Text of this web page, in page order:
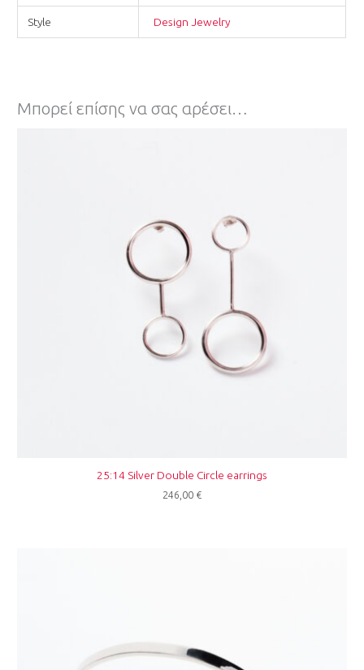
Style Design Jewelry
Μπορεί επίσης να σας αρέσει…
25:14 Silver Double Circle earrings
246,00 €